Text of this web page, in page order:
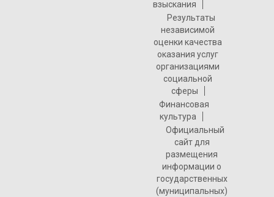
взыскания
Результаты
независимой
оценки качества
оказания услуг
организациями
социальной
сферы
Финансовая
культура
Официальный
сайт для
размещения
информации о
государственных
(муниципальных)